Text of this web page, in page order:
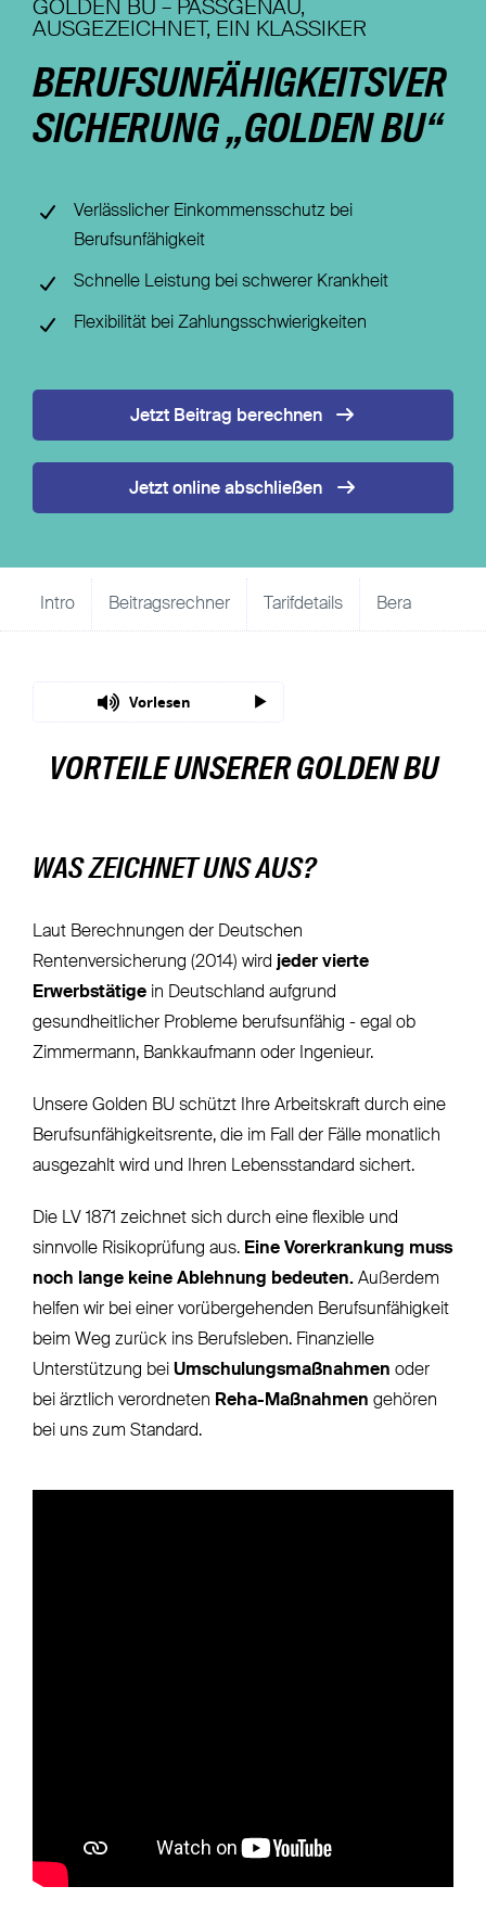
Nachhaltigkeit
Magazin
GOLDEN BU – PASSGENAU,
AUSGEZEICHNET, EIN KLASSIKER
BERUFSUNFÄHIGKEITSVER
SICHERUNG „GOLDEN BU“
Verlässlicher Einkommensschutz bei
Berufsunfähigkeit
Schnelle Leistung bei schwerer Krankheit
Flexibilität bei Zahlungsschwierigkeiten
Jetzt Beitrag berechnen
Jetzt online abschließen
Intro Beitragsrechner Tarifdetails Beratung
Vorlesen
VORTEILE UNSERER GOLDEN BU
WAS ZEICHNET UNS AUS?
Laut Berechnungen der Deutschen
Rentenversicherung (2014) wird jeder vierte
Erwerbstätigein Deutschland aufgrund
gesundheitlicher Probleme berufsunfähig - egal ob
Zimmermann, Bankkaufmann oder Ingenieur.
Unsere Golden BU schützt Ihre Arbeitskraft durch eine
Berufsunfähigkeitsrente, die im Fall der Fälle monatlich
ausgezahlt wird und Ihren Lebensstandard sichert.
Die LV 1871 zeichnet sich durch eine flexible und
sinnvolle Risikoprüfung aus. Eine Vorerkrankung muss
noch lange keine Ablehnung bedeuten.Außerdem
helfen wir bei einer vorübergehenden Berufsunfähigkeit
beim Weg zurück ins Berufsleben. Finanzielle
Unterstützung bei Umschulungsmaßnahmen oder
bei ärztlich verordneten Reha-Maßnahmen gehören
bei uns zum Standard.